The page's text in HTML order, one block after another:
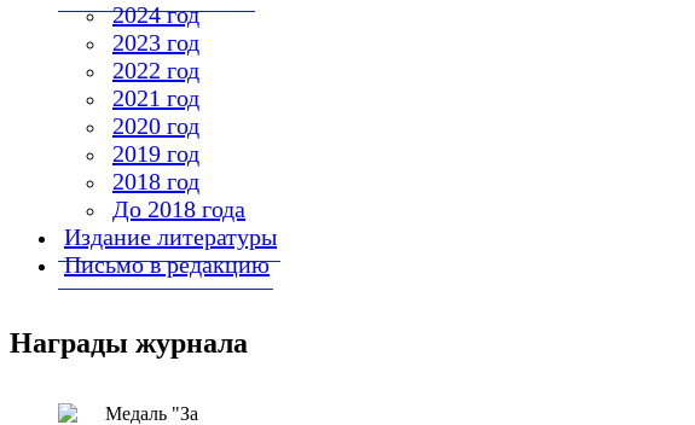
2024 год
2023 год
2022 год
2021 год
2020 год
2019 год
2018 год
До 2018 года
Издание литературы
Письмо в редакцию
Награды журнала